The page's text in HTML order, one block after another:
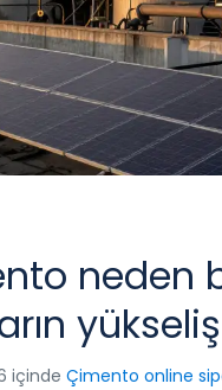
neden
içinde Çimento online